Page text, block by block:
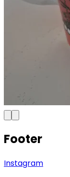
Footer
Instagram